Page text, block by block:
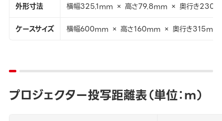
外形寸法
横幅325.1mm × 高さ79.8mm × 奥行き
ケースサイズ
横幅600mm × 高さ160mm × 奥行き315mm
プロジェクター投写距離表（単位：ｍ）